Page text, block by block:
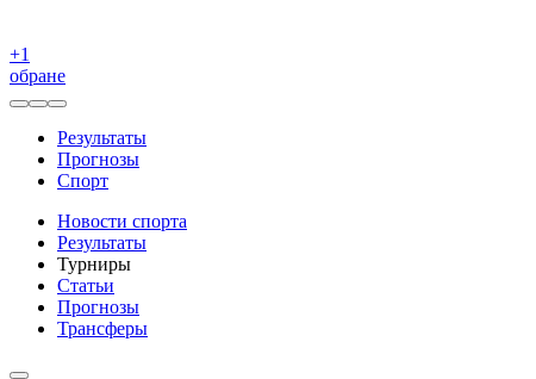
+1
обране
Результаты
Прогнозы
Спорт
Новости спорта
Результаты
Турниры
Статьи
Прогнозы
Трансферы